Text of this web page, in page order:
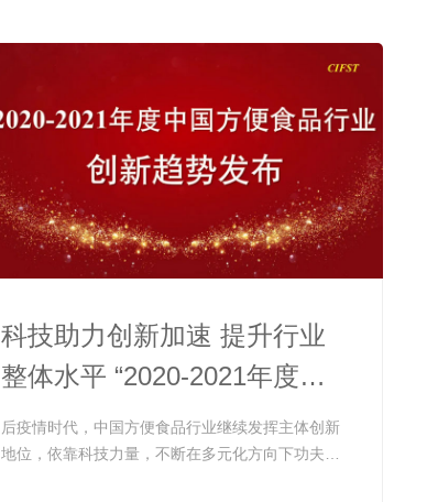
科技助力创新加速 提升行业
整体水平 “2020-2021年度中
国方便食品行业九大创新趋
势”发布
后疫情时代，中国方便食品行业继续发挥主体创新
地位，依靠科技力量，不断在多元化方向下功夫，